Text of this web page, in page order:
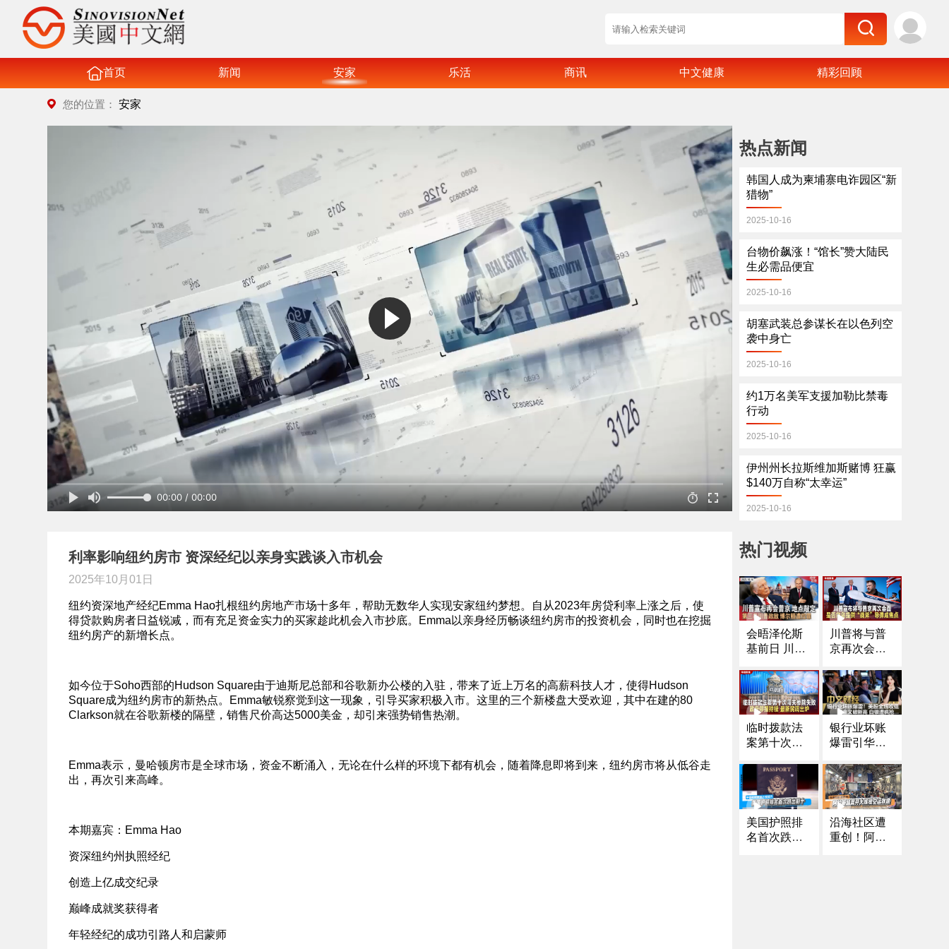
首页 新闻 安家 乐活 商讯 中文健康 精彩回顾
您的位置：安家
00:00 / 00:00
利率影响纽约房市 资深经纪以亲身实践谈入市机会
2025年10月01日
纽约资深地产经纪Emma Hao扎根纽约房地产市场十多年，帮助无数华人实现安家纽约梦想。自从2023年房贷利率上涨之后，使
得贷款购房者日益锐减，而有充足资金实力的买家趁此机会入市抄底。Emma以亲身经历畅谈纽约房市的投资机会，同时也在挖掘
纽约房产的新增长点。
如今位于Soho西部的Hudson Square由于迪斯尼总部和谷歌新办公楼的入驻，带来了近上万名的高薪科技人才，使得Hudson
Square成为纽约房市的新热点。Emma敏锐察觉到这一现象，引导买家积极入市。这里的三个新楼盘大受欢迎，其中在建的80
Clarkson就在谷歌新楼的隔壁，销售尺价高达5000美金，却引来强势销售热潮。
Emma表示，曼哈顿房市是全球市场，资金不断涌入，无论在什么样的环境下都有机会，随着降息即将到来，纽约房市将从低谷走
出，再次引来高峰。
本期嘉宾：Emma Hao
资深纽约州执照经纪
创造上亿成交纪录
巅峰成就奖获得者
年轻经纪的成功引路人和启蒙师
热点新闻
韩国人成为柬埔寨电诈园区“新
猎物”
2025-10-16
台物价飙涨！“馆长”赞大陆民
生必需品便宜
2025-10-16
胡塞武装总参谋长在以色列空
袭中身亡
2025-10-16
约1万名美军支援加勒比禁毒
行动
2025-10-16
伊州州长拉斯维加斯赌博 狂赢
$140万自称“太幸运”
2025-10-16
热门视频
会晤泽伦斯
基前日 川普
京再次会面
｜芝加哥移
民执法冲突
频发 法官对I
CE特工下新
命令｜第三
名川普政敌
前国安顾问
博尔顿遭控
罪｜涉下药
侵犯多人 南
加大中国留
川普将与普
京再次会面
供“战斧”导弹
成焦点
临时拨款法
案第十次闯
政府停摆持
续 最新民调
出炉
银行业坏账
爆雷引华尔
全线收低
美国护照排
名首次跌出
沿海社区遭
重创！阿拉